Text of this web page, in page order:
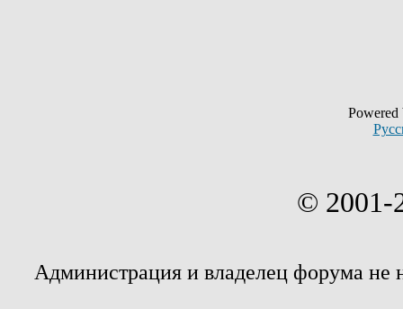
© 2001-
Администрация и владелец форума не